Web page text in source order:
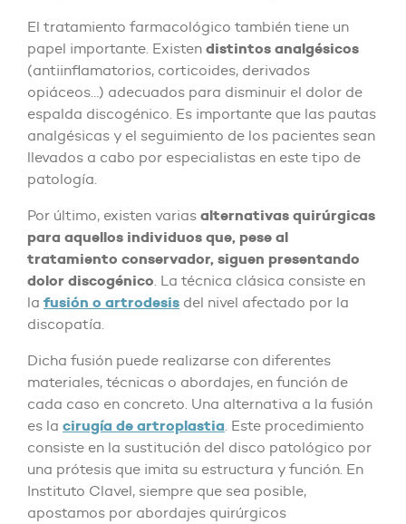
El tratamiento farmacológico también tiene un
papel importante. Existen distintos analgésicos
(antiinflamatorios, corticoides, derivados
opiáceos…) adecuados para disminuir el dolor de
espalda discogénico. Es importante que las pautas
analgésicas y el seguimiento de los pacientes sean
llevados a cabo por especialistas en este tipo de
patología.
Por último, existen varias alternativas quirúrgicas
para aquellos individuos que, pese al
tratamiento conservador, siguen presentando
dolor discogénico. La técnica clásica consiste en
la fusión o artrodesis del nivel afectado por la
discopatía.
Dicha fusión puede realizarse con diferentes
materiales, técnicas o abordajes, en función de
cada caso en concreto. Una alternativa a la fusión
es la cirugía de artroplastia. Este procedimiento
consiste en la sustitución del disco patológico por
una prótesis que imita su estructura y función. En
Instituto Clavel, siempre que sea posible,
apostamos por abordajes quirúrgicos